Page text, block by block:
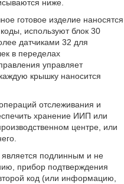
ниже.
готовое изделие наносятся
используют блок 30
датчиками 32 для
в переделах
управляет
крышку наносится
отслеживания и
хранение ИИП или
центре, или
является подлинным и не
прибор подтверждения
код (или информацию,